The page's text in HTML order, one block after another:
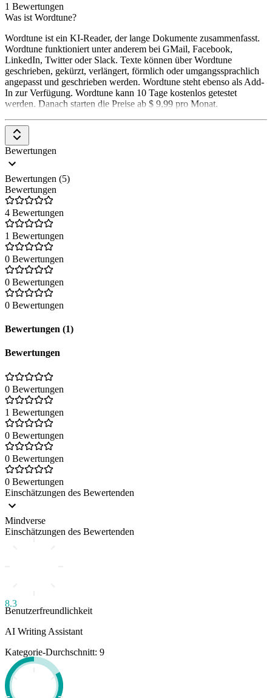
1 Bewertungen
Was ist Wordtune?
Wordtune ist ein KI-Reader, der lange Dokumente zusammenfasst.
Wordtune funktioniert unter anderem bei GMail, Facebook,
LinkedIn, Twitter oder Slack. Texte können über Wordtune
geschrieben, gekürzt, verlängert, förmlich oder umgangssprachlich
angepasst und geschrieben werden. Wordtune steht ebenso als Add-
In zur Verfügung. Wordtune kann 10 Tage kostenlos getestet
werden. Danach starten die Preise ab $ 9,99 pro Monat.
Bewertungen
Bewertungen (5)
Bewertungen
4 Bewertungen
1 Bewertungen
0 Bewertungen
0 Bewertungen
0 Bewertungen
Bewertungen (1)
Bewertungen
0 Bewertungen
1 Bewertungen
0 Bewertungen
0 Bewertungen
0 Bewertungen
Einschätzungen des Bewertenden
Mindverse
Einschätzungen des Bewertenden
8.3
Benutzerfreundlichkeit
AI Writing Assistant
Kategorie-Durchschnitt: 9